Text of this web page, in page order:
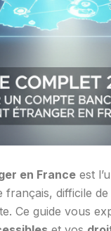
en France est
difficile
Ce guide vous